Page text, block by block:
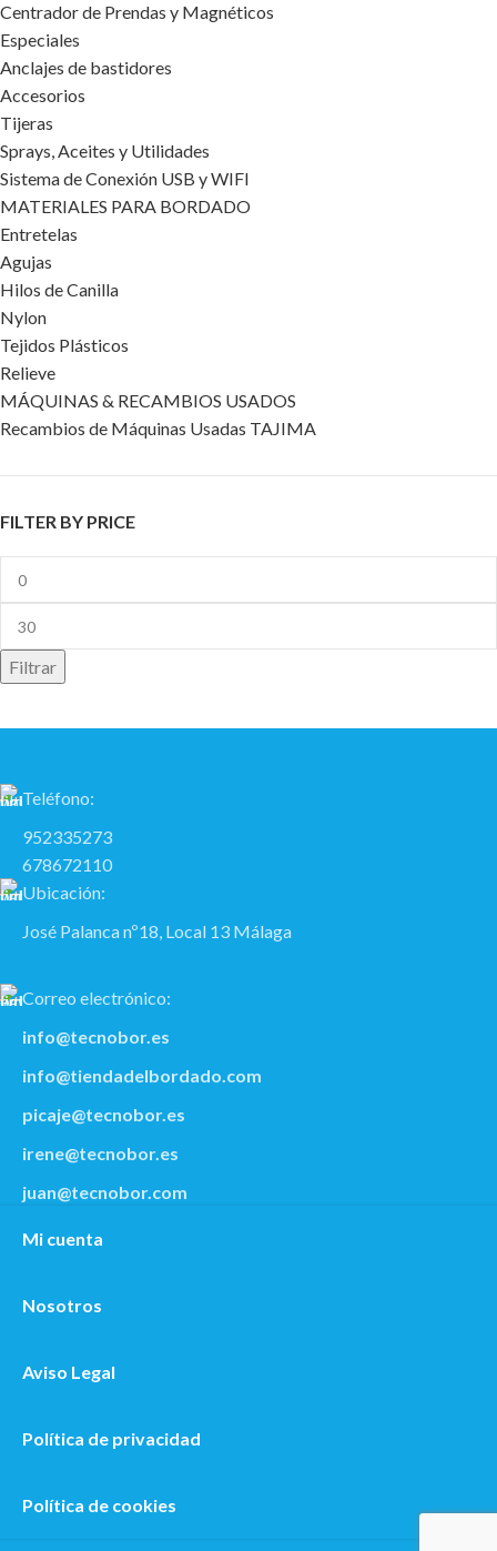
Centrador de Prendas y Magnéticos
Especiales
Anclajes de bastidores
Accesorios
Tijeras
Sprays, Aceites y Utilidades
Sistema de Conexión USB y WIFI
MATERIALES PARA BORDADO
Entretelas
Agujas
Hilos de Canilla
Nylon
Tejidos Plásticos
Relieve
MÁQUINAS & RECAMBIOS USADOS
Recambios de Máquinas Usadas TAJIMA
FILTER BY PRICE
Filtrar
Teléfono:
952335273
678672110
Ubicación:
José Palanca nº18, Local 13 Málaga
Correo electrónico:
info@tecnobor.es
info@tiendadelbordado.com
picaje@tecnobor.es
irene@tecnobor.es
juan@tecnobor.com
Mi cuenta
Nosotros
Aviso Legal
Polí­tica de privacidad
Política de cookies